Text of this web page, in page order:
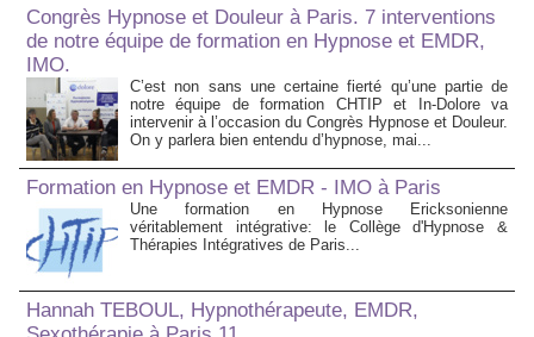
Congrès Hypnose et Douleur à Paris. 7 interventions
de notre équipe de formation en Hypnose et EMDR,
IMO.
C’est non sans une certaine fierté qu’une partie de
notre équipe de formation CHTIP et In-Dolore va
intervenir à l’occasion du Congrès Hypnose et Douleur.
On y parlera bien entendu d’hypnose, mai...
Formation en Hypnose et EMDR - IMO à Paris
Une formation en Hypnose Ericksonienne
véritablement intégrative: le Collège d'Hypnose &
Thérapies Intégratives de Paris...
Hannah TEBOUL, Hypnothérapeute, EMDR,